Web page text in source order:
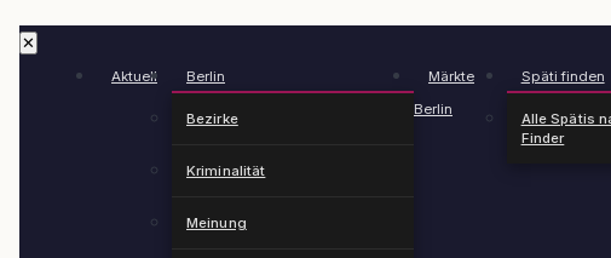
✕
Aktuell Berlin
Bezirke
Kriminalität
Meinung
Märkte
Berlin
Späti finden
Alle Spätis
Finder